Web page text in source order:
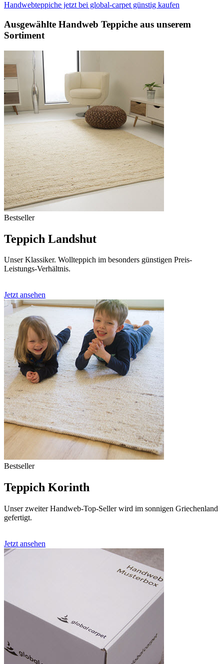
Handwebteppiche jetzt bei global-carpet günstig kaufen
Ausgewählte Handweb Teppiche aus unserem
Sortiment
Bestseller
Teppich Landshut
Unser Klassiker. Wollteppich im besonders günstigen Preis-
Leistungs-Verhältnis.
Jetzt ansehen
Bestseller
Teppich Korinth
Unser zweiter Handweb-Top-Seller wird im sonnigen Griechenland
gefertigt.
Jetzt ansehen